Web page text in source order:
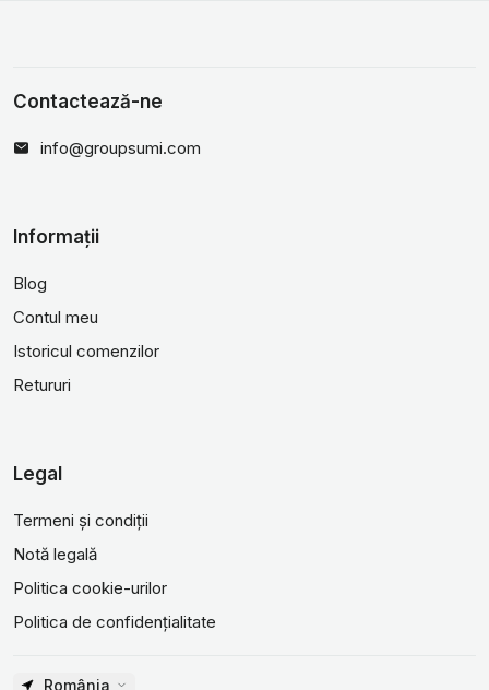
Contactează-ne
info@groupsumi.com
Informații
Blog
Contul meu
Istoricul comenzilor
Retururi
Legal
Termeni și condiții
Notă legală
Politica cookie-urilor
Politica de confidențialitate
România